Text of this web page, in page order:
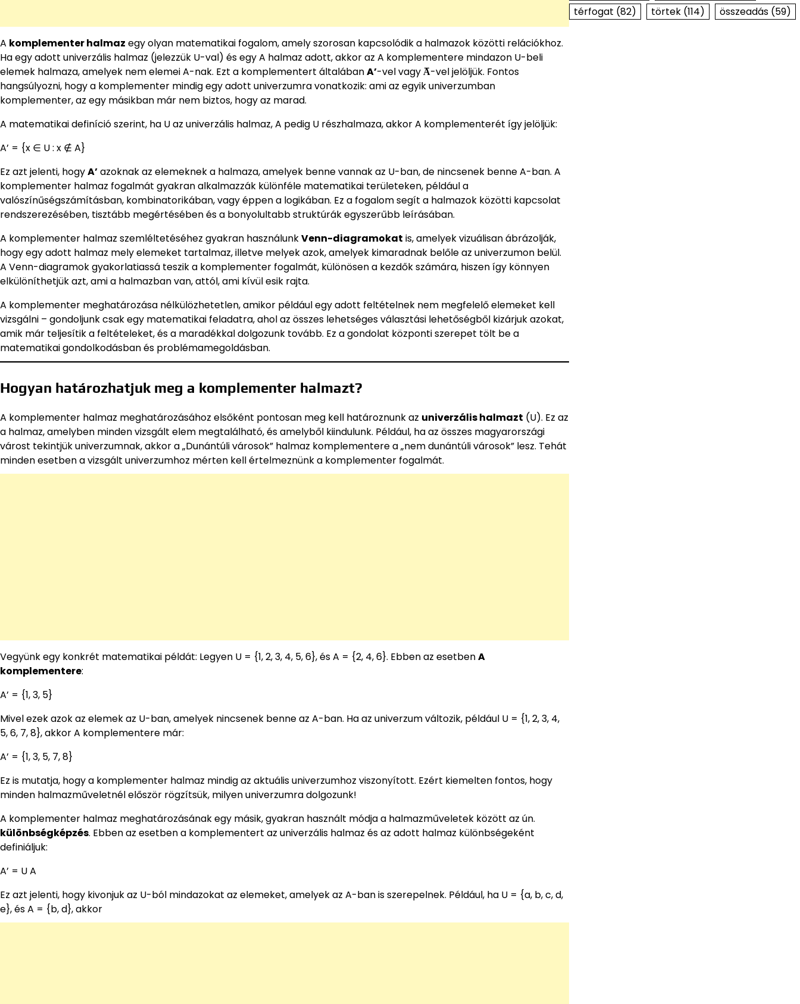
A komplementer halmaz egy olyan matematikai fogalom, amely szorosan kapcsolódik a halmazok közötti relációkhoz.
Ha egy adott univerzális halmaz (jelezzük U-val) és egy A halmaz adott, akkor az A komplementere mindazon U-beli
elemek halmaza, amelyek nem elemei A-nak. Ezt a komplementert általábanA’-vel vagyA̅-vel jelöljük. Fontos
hangsúlyozni, hogy a komplementer mindig egy adott univerzumra vonatkozik: ami az egyik univerzumban
komplementer, az egy másikban már nem biztos, hogy az marad.
A matematikai definíció szerint, ha U az univerzális halmaz, A pedig U részhalmaza, akkor A komplementerét így jelöljük:
A’ = {x ∈ U : x ∉ A}
Ez azt jelenti, hogyA’azoknak az elemeknek a halmaza, amelyek benne vannak az U-ban, de nincsenek benne A-ban. A
komplementer halmaz fogalmát gyakran alkalmazzák különféle matematikai területeken, például a
valószínűségszámításban, kombinatorikában, vagy éppen a logikában. Ez a fogalom segít a halmazok közötti kapcsolat
rendszerezésében, tisztább megértésében és a bonyolultabb struktúrák egyszerűbb leírásában.
A komplementer halmaz szemléltetéséhez gyakran használunkVenn-diagramokat is, amelyek vizuálisan ábrázolják,
hogy egy adott halmaz mely elemeket tartalmaz, illetve melyek azok, amelyek kimaradnak belőle az univerzumon belül.
A Venn-diagramok gyakorlatiassá teszik a komplementer fogalmát, különösen a kezdők számára, hiszen így könnyen
elkülöníthetjük azt, ami a halmazban van, attól, ami kívül esik rajta.
A komplementer meghatározása nélkülözhetetlen, amikor például egy adott feltételnek nem megfelelő elemeket kell
vizsgálni – gondoljunk csak egy matematikai feladatra, ahol az összes lehetséges választási lehetőségből kizárjuk azokat,
amik már teljesítik a feltételeket, és a maradékkal dolgozunk tovább. Ez a gondolat központi szerepet tölt be a
matematikai gondolkodásban és problémamegoldásban.
Hogyan határozhatjuk meg a komplementer halmazt?
A komplementer halmaz meghatározásához elsőként pontosan meg kell határoznunk az univerzális halmazt (U). Ez az
a halmaz, amelyben minden vizsgált elem megtalálható, és amelyből kiindulunk. Például, ha az összes magyarországi
várost tekintjük univerzumnak, akkor a „Dunántúli városok” halmaz komplementere a „nem dunántúli városok” lesz. Tehát
minden esetben a vizsgált univerzumhoz mérten kell értelmeznünk a komplementer fogalmát.
Vegyünk egy konkrét matematikai példát: Legyen U = {1, 2, 3, 4, 5, 6}, és A = {2, 4, 6}. Ebben az esetbenA
komplementere:
A’ = {1, 3, 5}
Mivel ezek azok az elemek az U-ban, amelyek nincsenek benne az A-ban. Ha az univerzum változik, például U = {1, 2, 3, 4,
5, 6, 7, 8}, akkor A komplementere már:
A’ = {1, 3, 5, 7, 8}
Ez is mutatja, hogy a komplementer halmaz mindig az aktuális univerzumhoz viszonyított. Ezért kiemelten fontos, hogy
minden halmazműveletnél először rögzítsük, milyen univerzumra dolgozunk!
A komplementer halmaz meghatározásának egy másik, gyakran használt módja a halmazműveletek között az ún.
különbségképzés. Ebben az esetben a komplementert az univerzális halmaz és az adott halmaz különbségeként
definiáljuk:
A’ = U A
Ez azt jelenti, hogy kivonjuk az U-ból mindazokat az elemeket, amelyek az A-ban is szerepelnek. Például, ha U = {a, b, c, d,
e}, és A = {b, d}, akkor
térfogat (82) törtek(114) összeadás(59)